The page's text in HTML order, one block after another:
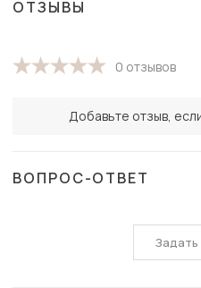
ОТЗЫВЫ
0 отзывов
Добавьте отзыв,
ВОПРОС-ОТВЕТ